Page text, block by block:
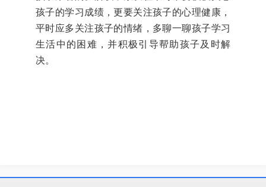
孩子的学习成绩，更要关注孩子的心理健康，
平时应多关注孩子的情绪，多聊一聊孩子学习
生活中的困难，并积极引导帮助孩子及时解
决。